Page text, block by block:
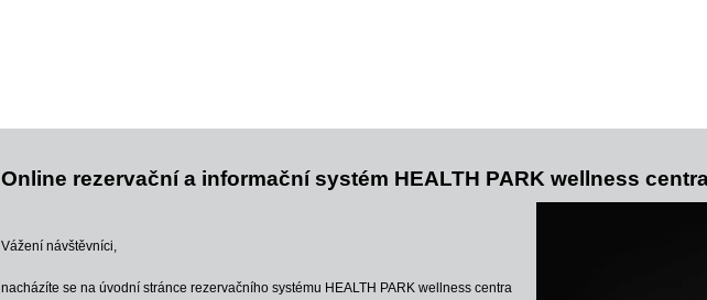
Online rezervační a informační systém HEALTH PARK wellness
Vážení návštěvníci,
nacházíte se na úvodní stránce rezervačního systému HEALTH PARK wellness centra